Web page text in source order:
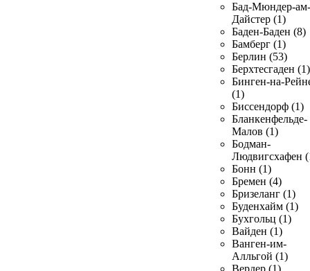
Бад-Мюндер-ам-
Дайстер (1)
Баден-Баден (8)
Бамберг (1)
Берлин (53)
Берхтесгаден (1)
Бинген-на-
(1)
Биссендорф (1)
Бланкенфельде-
Малов (1)
Бодман-
Людвигсхафен
Бонн (1)
Бремен (4)
Бризеланг (1)
Буденхайм (1)
Бухгольц (1)
Вайден (1)
Ванген-им-
Алльгой (1)
Вердер (1)